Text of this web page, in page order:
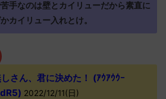
手なのは壁とカイリューだから素直に
カイリュー入れとけ。
さん、君に決めた！ (ｱｳｱｳｳｰ
2022/12/11(日)